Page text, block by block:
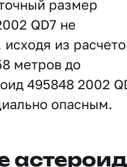
размер
QD7 не
из
метров до
495848 2002
опасным.